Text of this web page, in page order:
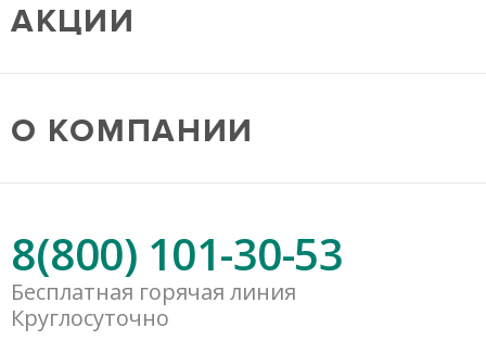
АКЦИИ
О КОМПАНИИ
8(800) 101-30-53
Бесплатная горячая линия
Круглосуточно